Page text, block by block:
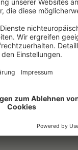
Rohstoffe in
Institut für
der
in
Klimaschutz und